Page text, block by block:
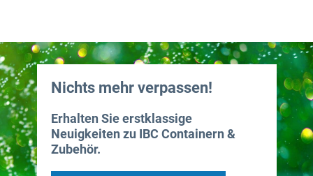
Nichts mehr verpassen!
Erhalten Sie erstklassige
Neuigkeiten zu IBC Containern &
Zubehör.